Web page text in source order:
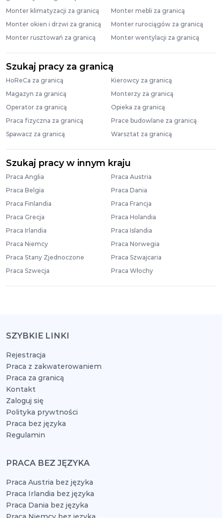
Monter klimatyzacji za granicą
Monter mebli za granicą
Monter okien i drzwi za granicą
Monter rurociągów za granicą
Monter rusztowań za granicą
Monter wentylacji za granicą
Szukaj pracy za granicą
HoReCa za granicą
Kierowcy za granicą
Magazyn za granicą
Monterzy za granicą
Operator za granicą
Opieka za granicą
Praca fizyczna za granicą
Prace budowlane za granicą
Spawacz za granicą
Warsztat za granicą
Szukaj pracy w innym kraju
Praca Anglia
Praca Austria
Praca Belgia
Praca Dania
Praca Finlandia
Praca Francja
Praca Grecja
Praca Holandia
Praca Irlandia
Praca Islandia
Praca Niemcy
Praca Norwegia
Praca Stany Zjednoczone
Praca Szwajcaria
Praca Szwecja
Praca Włochy
SZYBKIE LINKI
Rejestracja
Praca z zakwaterowaniem
Praca za granicą
Kontakt
Zaloguj się
Polityka prywtności
Praca bez języka
Regulamin
PRACA BEZ JĘZYKA
Praca Austria bez języka
Praca Irlandia bez języka
Praca Dania bez języka